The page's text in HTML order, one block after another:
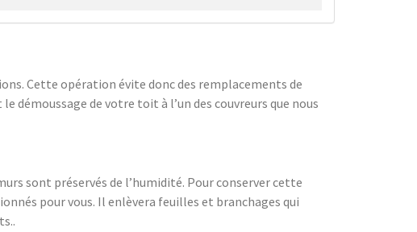
Cette opération évite donc des remplacements de
de votre toit à l’un des couvreurs que nous
sont préservés de l’humidité. Pour conserver cette
pour vous. Il enlèvera feuilles et branchages qui